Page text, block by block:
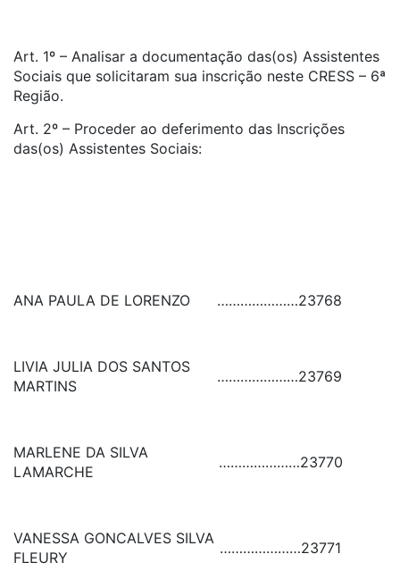
Art. 1º – Analisar a documentação das(os) Assistentes
Sociais que solicitaram sua inscrição neste CRESS – 6ª
Região.
Art. 2º – Proceder ao deferimento das Inscrições
das(os) Assistentes Sociais:
ANA PAULA DE LORENZO …………………23768
LIVIA JULIA DOS SANTOS
MARTINS
…………………23769
MARLENE DA SILVA
LAMARCHE
…………………23770
VANESSA GONCALVES SILVA
FLEURY
…………………23771